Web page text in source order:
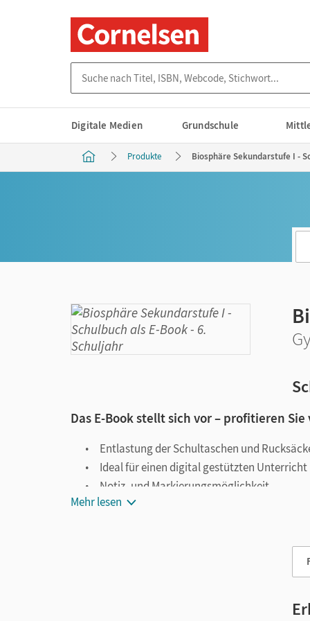
Digitale Medien Grundschule
Produkte Biosphäre Sekundarstufe I -
Das E-Book stellt sich vor – profitieren
Entlastung der Schultaschen und
Ideal für einen digital gestützten Unterricht
Notiz- und Markierungsmöglichkeit
Jederzeit unkompliziert verfügbar
Mehr lesen